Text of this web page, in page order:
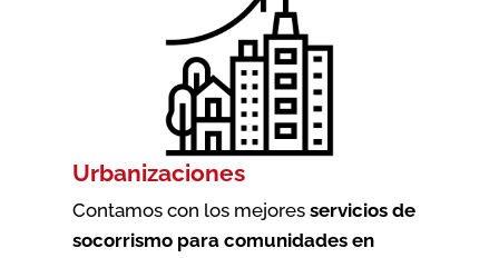
Urbanizaciones
Contamos con los mejores servicios de
socorrismo para comunidades en